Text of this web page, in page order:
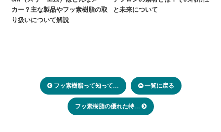
カー？主な製品やフッ素樹脂の取
り扱いについて解説
と未来について
フッ素樹脂って知って... 一覧に戻る
フッ素樹脂の優れた特...